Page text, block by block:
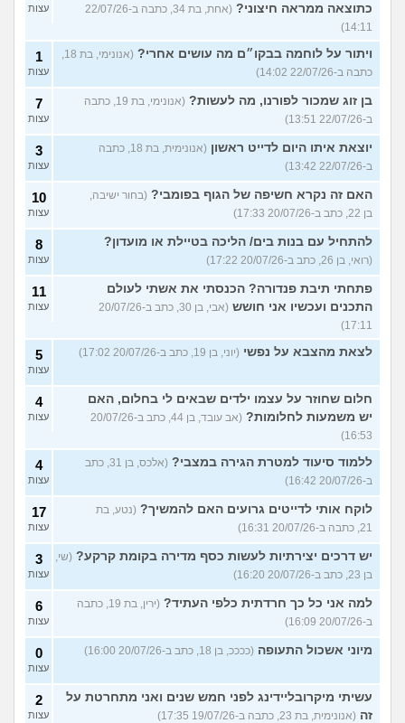
כתוצאה ממראה חיצוני?
(אחת, בת 34, כתבה ב-22/07/26
14:11)
עצות
ויתור על לוחמה בבקו״ם מה עושים אחרי?
(אנונימי, בת 18,
כתבה ב-22/07/26 14:02)
1
עצות
בן זוג שמכור לפורנו, מה לעשות?
(אנונימי, בת 19, כתבה
ב-22/07/26 13:51)
7
עצות
יוצאת איתו היום לדייט ראשון
(אנונימית, בת 18, כתבה
ב-22/07/26 13:42)
3
עצות
האם זה נקרא חשיפה של הגוף בפומבי? (בחור ישיבה,
בן 22, כתב ב-20/07/26 17:33)
10
עצות
להתחיל עם בנות בים/ הליכה בטיילת או מועדון?
(רואי, בן 26, כתב ב-20/07/26 17:22)
8
עצות
פתחתי תיבת פנדורה? הכנסתי את אשתי לעולם
התכנים ועכשיו אני חושש
(אבי, בן 30, כתב ב-20/07/26
17:11)
11
עצות
לצאת מהצבא על נפשי (יוני, בן 19, כתב ב-20/07/26 17:02) 5
עצות
חלום שחוזר על עצמו ילדים שבאים לי בחלום, האם
יש משמעות לחלומות?
(אב עובד, בן 44, כתב ב-20/07/26
16:53)
4
עצות
ללמוד סיעוד למטרת הגירה במצבי?
(אלכס, בן 31, כתב
ב-20/07/26 16:42)
4
עצות
לוקח אותי לדייטים גרועים האם להמשיך? (נטע, בת
21, כתבה ב-20/07/26 16:31)
17
עצות
יש דרכים יצירתיות לעשות כסף מדירה בקומת קרקע? (שי,
בן 23, כתב ב-20/07/26 16:20)
3
עצות
למה אני כל כך חרדתית כלפי העתיד?
(ירין, בת 19, כתבה
ב-20/07/26 16:09)
6
עצות
מיוני אשכול התעופה (ככככ, בן 18, כתב ב-20/07/26 16:00) 0
עצות
עשיתי מיקרובליידינג לפני חמש שנים ואני מתחרטת על
זה (אנונימית, בת 23, כתבה ב-19/07/26 17:35)
2
עצות